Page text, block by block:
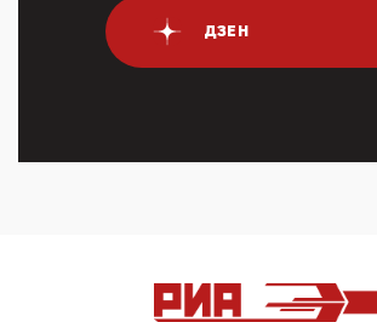
Террорист и убийца Буданов
что союзники просили Киев не
энергети...
12:01, 10 Апреля 2026
ДЗЕН